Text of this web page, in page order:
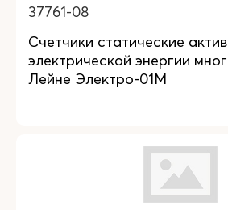
37761-08
Счетчики статические
электрической энергии
Лейне Электро-01М